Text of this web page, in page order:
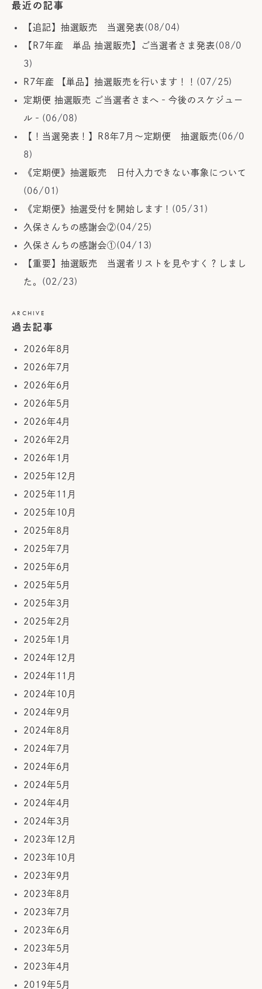
最近の記事
【追記】抽選販売 当選発表(08/04)
【R7年産 単品 抽選販売】ご当選者さま発表(08/0
3)
R7年産 【単品】抽選販売を行います！！ (07/25)
定期便 抽選販売 ご当選者さまへ‐今後のスケジュー
ル‐ (06/08)
【！当選発表！】R8年7月～定期便 抽選販売(06/0
8)
《定期便》抽選販売 日付入力できない事象について
(06/01)
《定期便》抽選受付を開始します！ (05/31)
久保さんちの感謝会②(04/25)
久保さんちの感謝会①(04/13)
【重要】抽選販売 当選者リストを見やすく？しまし
た。 (02/23)
ARCHIVE
過去記事
2026年8月
2026年7月
2026年6月
2026年5月
2026年4月
2026年2月
2026年1月
2025年12月
2025年11月
2025年10月
2025年8月
2025年7月
2025年6月
2025年5月
2025年3月
2025年2月
2025年1月
2024年12月
2024年11月
2024年10月
2024年9月
2024年8月
2024年7月
2024年6月
2024年5月
2024年4月
2024年3月
2023年12月
2023年10月
2023年9月
2023年8月
2023年7月
2023年6月
2023年5月
2023年4月
2019年5月